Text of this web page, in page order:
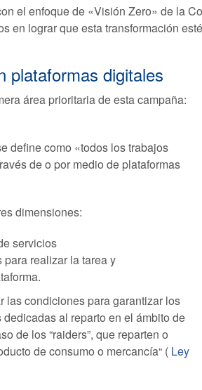
el enfoque de «Visión Zero» de la
en lograr que esta transformación
plataformas digitales
área prioritaria de esta campaña:
define como «todos los trabajos
de o por medio de plataformas
dimensiones:
servicios
realizar la tarea y
las condiciones para garantizar los
al reparto en el ámbito de
de los “raiders”, que reparten o
de consumo o mercancía“ ( Ley